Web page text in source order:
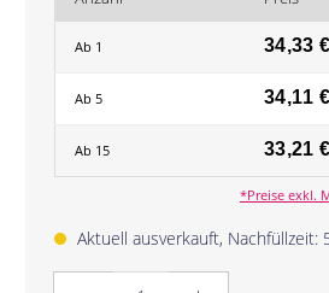
Ab 1 34,33
Ab 5 34,11
Ab 15 33,21
*Preise exkl.
Aktuell ausverkauft, Nachfüllzeit: